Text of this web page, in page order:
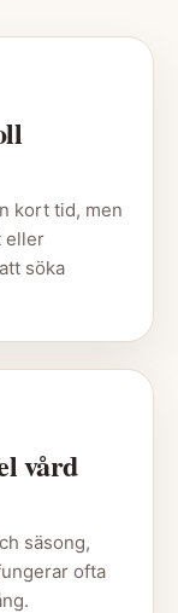
kort tid, men
eller
söka
vård
säsong,
ofta